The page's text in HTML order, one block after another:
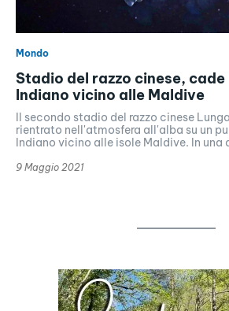
Mondo
Stadio del razzo cinese, cade
Indiano vicino alle Maldive
Il secondo stadio del razzo cinese
rientrato nell'atmosfera all'alba su un
Indiano vicino alle isole Maldive. In una
9 Maggio 2021